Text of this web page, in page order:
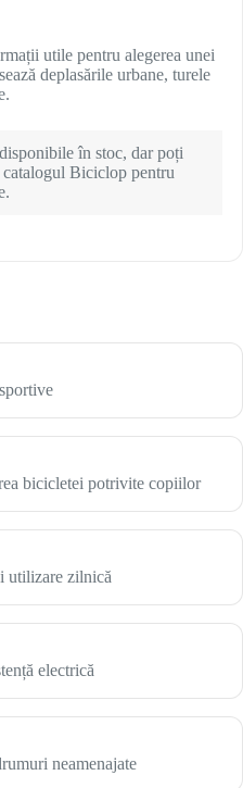
utile pentru alegerea unei
deplasările urbane, turele
în stoc, dar poți
Biciclop pentru
bicicletei potrivite copiilor
utilizare zilnică
electrică
neamenajate